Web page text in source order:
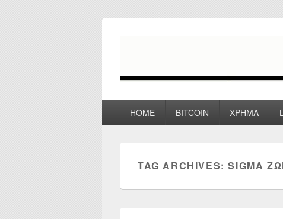
HOME BITCOIN ΧΡΗΜΑ
TAG ARCHIVES:SIGMA